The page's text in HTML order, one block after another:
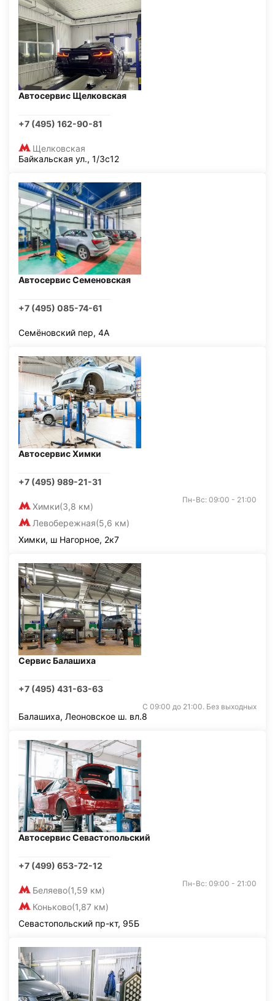
Автосервис Щелковская
+7 (495) 162-90-81
Щелковская
Байкальская ул., 1/3с12
Автосервис Семеновская
+7 (495) 085-74-61
Семёновский пер, 4А
Автосервис Химки
+7 (495) 989-21-31
Химки(3,8 км)
Левобережная(5,6 км)
Пн-Вс: 09:00 - 21:00
Химки, ш Нагорное, 2к7
Сервис Балашиха
+7 (495) 431-63-63
С 09:00 до 21:00. Без выходных
Балашиха, Леоновское ш. вл.8
Автосервис Севастопольский
+7 (499) 653-72-12
Беляево(1,59 км)
Коньково(1,87 км)
Пн-Вс: 09:00 - 21:00
Севастопольский пр-кт, 95Б